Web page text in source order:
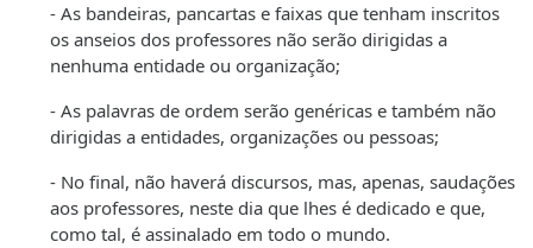
- As bandeiras, pancartas e faixas que tenham inscritos
os anseios dos professores não serão dirigidas a
nenhuma entidade ou organização;
- As palavras de ordem serão genéricas e também não
dirigidas a entidades, organizações ou pessoas;
- No final, não haverá discursos, mas, apenas, saudações
aos professores, neste dia que lhes é dedicado e que,
como tal, é assinalado em todo o mundo.